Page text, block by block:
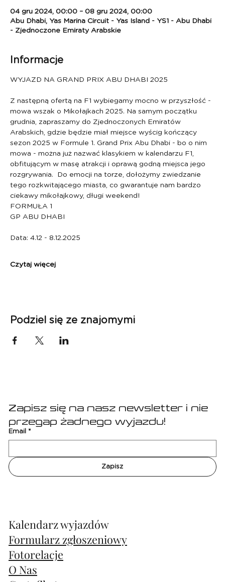
04 gru 2024, 00:00 – 08 gru 2024, 00:00
Abu Dhabi, Yas Marina Circuit - Yas Island - YS1 - Abu Dhabi
- Zjednoczone Emiraty Arabskie
Informacje
WYJAZD NA GRAND PRIX ABU DHABI 2025
Z następną ofertą na F1 wybiegamy mocno w przyszłość -
mowa wszak o Mikołajkach 2025. Na samym początku
grudnia, zapraszamy do Zjednoczonych Emiratów
Arabskich, gdzie będzie miał miejsce wyścig kończący
sezon 2025 w Formule 1. Grand Prix Abu Dhabi - bo o nim
mowa - można już nazwać klasykiem w kalendarzu F1,
obfitującym w masę atrakcji i oprawą godną miejsca jego
rozgrywania.  Do emocji na torze, dołożymy zwiedzanie
tego rozkwitającego miasta, co gwarantuje nam bardzo
ciekawy mikołajkowy, długi weekend!
FORMUŁA 1
GP ABU DHABI
Data: 4.12 - 8.12.2025
Czytaj więcej
Podziel się ze znajomymi
Zapisz się na nasz newsletter i nie
przegap żadnego wyjazdu!
Email *
Zapisz
Kalendarz wyjazdów
Formularz zgłoszeniowy
Fotorelacje
O Nas